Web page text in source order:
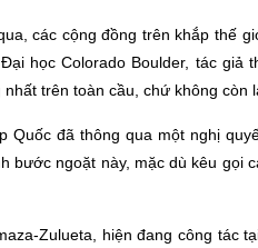
các cộng đồng trên khắp thế
học Colorado Boulder, tác giả
trên toàn cầu, chứ không còn
Quốc đã thông qua một nghị
bước ngoặt này, mặc dù kêu gọi
Zulueta, hiện đang công tác